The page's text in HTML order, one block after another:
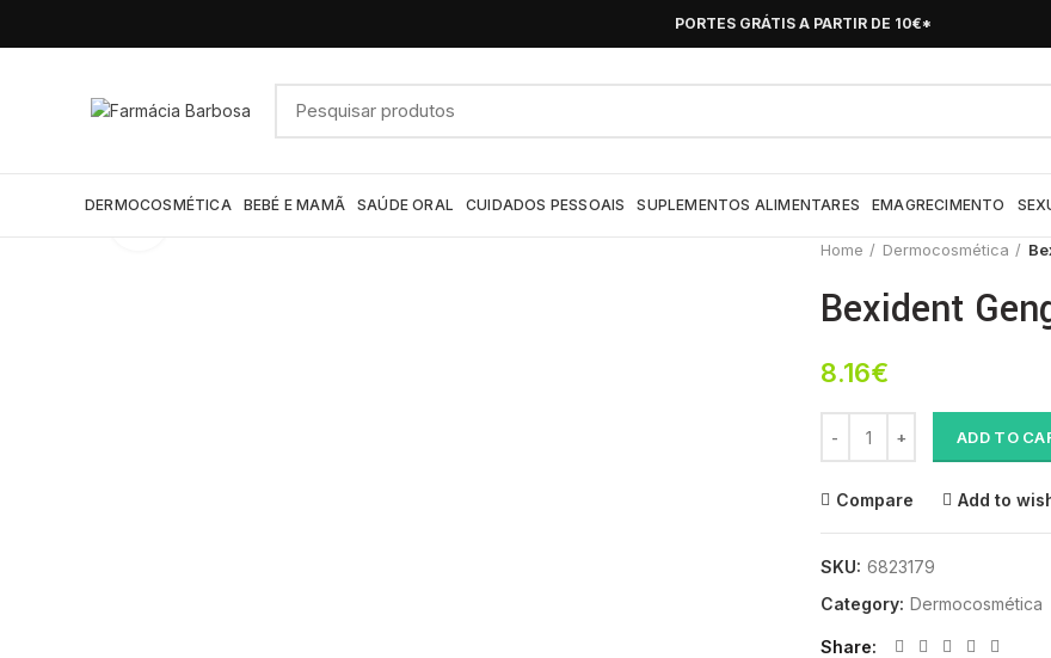
PORTES GRÁTIS A PARTIR DE 10€*
DERMOCOSMÉTICA BEBÉ E MAMÃ SAÚDE ORAL CUIDADOS PESSOAIS SUPLEMENTOS ALIMENTARES EMAGRECIMENTO
Home
Dermocosmética
Bexident
8.16€
ADD TO
Compare Add to
SKU: 6823179
Category: Dermocosmética
Share